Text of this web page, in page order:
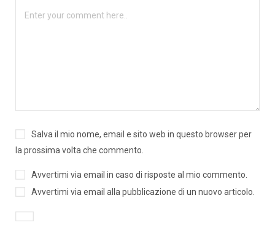
Salva il mio nome, email e sito web in questo browser per
la prossima volta che commento.
Avvertimi via email in caso di risposte al mio commento.
Avvertimi via email alla pubblicazione di un nuovo articolo.